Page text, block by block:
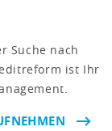
Suche nach
ist Ihr